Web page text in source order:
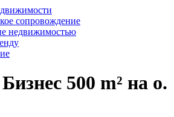
сопровождение
недвижимостью
500 m² на о.